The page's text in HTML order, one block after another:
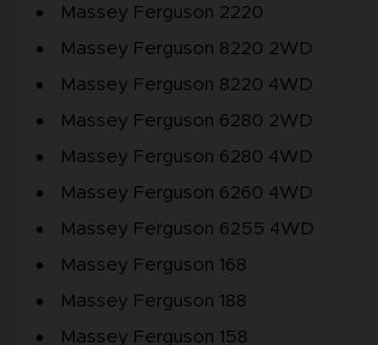
Massey Ferguson 2220
Massey Ferguson 8220 2WD
Massey Ferguson 8220 4WD
Massey Ferguson 6280 2WD
Massey Ferguson 6280 4WD
Massey Ferguson 6260 4WD
Massey Ferguson 6255 4WD
Massey Ferguson 168
Massey Ferguson 188
Massey Ferguson 158